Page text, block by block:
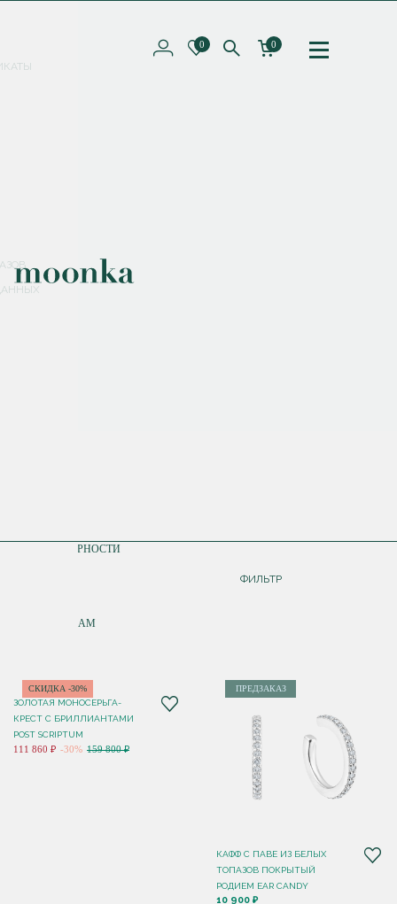
Соглашаюсь с
0 0
ПО ПОПУЛЯРНОСТИ
ПО НОВИНКАМ
ФИЛЬТР
СКИДКА -30%
ЗОЛОТАЯ МОНОСЕРЬГА-
КРЕСТ С БРИЛЛИАНТАМИ
POST SCRIPTUM
111 860 ₽ -30% 159 800 ₽
ПРЕДЗАКАЗ
КАФФ С ПАВЕ ИЗ БЕЛЫХ
ТОПАЗОВ ПОКРЫТЫЙ
РОДИЕМ EAR CANDY
10 900 ₽